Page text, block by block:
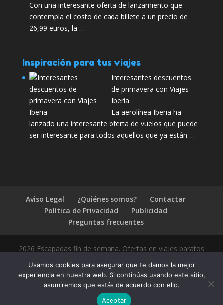
Con una interesante oferta de lanzamiento que
contempla el costo de cada billete a un precio de
26,99 euros, la …
Inspiración para tus viajes
Interesantes descuentos
de primavera con Viajes
Iberia
La aerolínea Iberia ha
lanzado una interesante oferta de vuelos que puede
ser interesante para todos aquellos que ya están …
Aviso Legal ¿Quiénes somos?
Contactar
Política de Privacidad
Publicidad
Preguntas frecuentes
2026 Escapadas fin de semana. Ofertas en viajes baratos
Usamos cookies para asegurar que te damos la mejor
experiencia en nuestra web. Si continúas usando este sitio,
asumiremos que estás de acuerdo con ello.
Aceptar